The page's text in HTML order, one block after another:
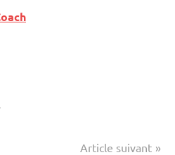
Article suivant